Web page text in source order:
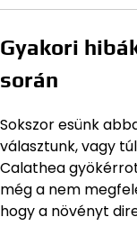
Gyakori
során
Sokszor esünk
választunk, vagy
Calathea
még a nem
hogy a növényt